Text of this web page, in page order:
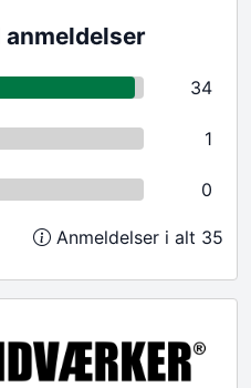
anmeldelser
34
1
0
Anmeldelser i alt 35